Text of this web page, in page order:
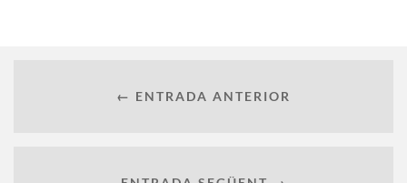
← ENTRADA ANTERIOR